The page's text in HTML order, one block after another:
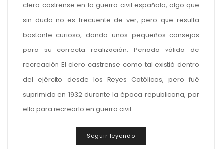
clero castrense en la guerra civil española, algo que
sin duda no es frecuente de ver, pero que resulta
bastante curioso, dando unos pequeños consejos
para su correcta realización. Periodo válido de
recreación El clero castrense como tal existió dentro
del ejército desde los Reyes Católicos, pero fué
suprimido en 1932 durante la época republicana, por
ello para recrearlo en guerra civil
Seguir leyendo